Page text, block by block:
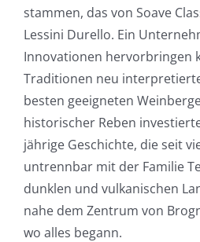
stammen, das von Soave
Lessini Durello. Ein
Innovationen hervorbringen
Traditionen neu
besten geeigneten
historischer Reben
jährige Geschichte, die seit
untrennbar mit der Familie
dunklen und vulkanischen
nahe dem Zentrum von
wo alles begann.